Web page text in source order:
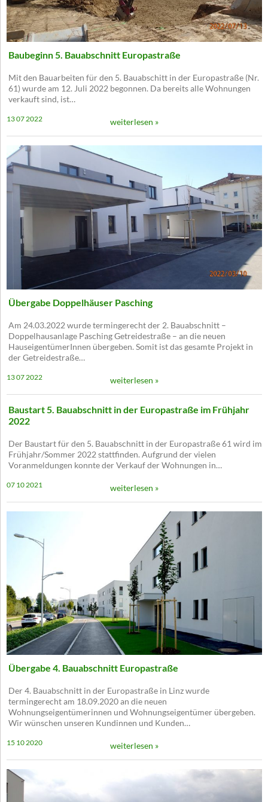
Baubeginn 5. Bauabschnitt Europastraße
Mit den Bauarbeiten für den 5. Bauabschitt in der Europastraße (Nr.
61) wurde am 12. Juli 2022 begonnen. Da bereits alle Wohnungen
verkauft sind, ist…
weiterlesen »
13 07 2022
Übergabe Doppelhäuser Pasching
Am 24.03.2022 wurde termingerecht der 2. Bauabschnitt –
Doppelhausanlage Pasching Getreidestraße – an die neuen
HauseigentümerInnen übergeben. Somit ist das gesamte Projekt in
der Getreidestraße…
weiterlesen »
13 07 2022
Baustart 5. Bauabschnitt in der Europastraße im Frühjahr
2022
Der Baustart für den 5. Bauabschnitt in der Europastraße 61 wird im
Frühjahr/Sommer 2022 stattfinden. Aufgrund der vielen
Voranmeldungen konnte der Verkauf der Wohnungen in…
weiterlesen »
07 10 2021
Übergabe 4. Bauabschnitt Europastraße
Der 4. Bauabschnitt in der Europastraße in Linz wurde
termingerecht am 18.09.2020 an die neuen
Wohnungseigentümerinnen und Wohnungseigentümer übergeben.
Wir wünschen unseren Kundinnen und Kunden…
weiterlesen »
15 10 2020